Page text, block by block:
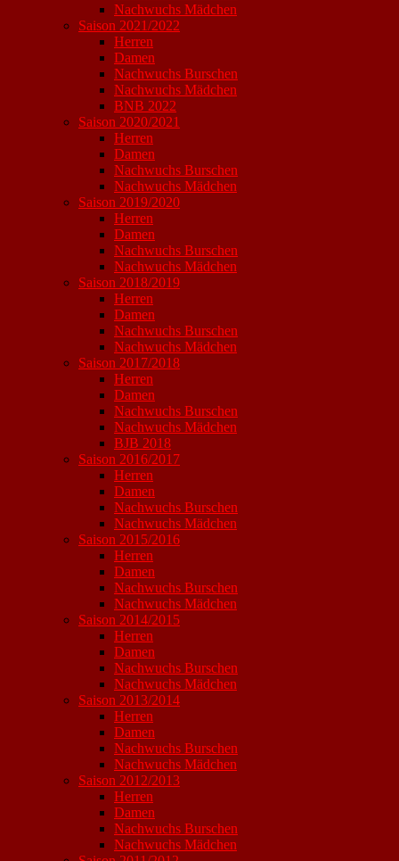
Nachwuchs Mädchen
Saison 2021/2022
Herren
Damen
Nachwuchs Burschen
Nachwuchs Mädchen
BNB 2022
Saison 2020/2021
Herren
Damen
Nachwuchs Burschen
Nachwuchs Mädchen
Saison 2019/2020
Herren
Damen
Nachwuchs Burschen
Nachwuchs Mädchen
Saison 2018/2019
Herren
Damen
Nachwuchs Burschen
Nachwuchs Mädchen
Saison 2017/2018
Herren
Damen
Nachwuchs Burschen
Nachwuchs Mädchen
BJB 2018
Saison 2016/2017
Herren
Damen
Nachwuchs Burschen
Nachwuchs Mädchen
Saison 2015/2016
Herren
Damen
Nachwuchs Burschen
Nachwuchs Mädchen
Saison 2014/2015
Herren
Damen
Nachwuchs Burschen
Nachwuchs Mädchen
Saison 2013/2014
Herren
Damen
Nachwuchs Burschen
Nachwuchs Mädchen
Saison 2012/2013
Herren
Damen
Nachwuchs Burschen
Nachwuchs Mädchen